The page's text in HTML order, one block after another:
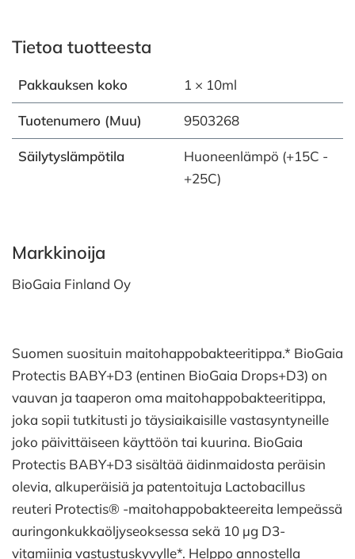
Tietoa tuotteesta
Pakkauksen koko 1 × 10ml
Tuotenumero (Muu) 9503268
Säilytyslämpötila
Huoneenlämpö (+15C -
+25C)
Markkinoija
BioGaia Finland Oy
Suomen suosituin maitohappobakteeritippa.* BioGaia
Protectis BABY+D3 (entinen BioGaia Drops+D3) on
vauvan ja taaperon oma maitohappobakteeritippa,
joka sopii tutkitusti jo täysiaikaisille vastasyntyneille
joko päivittäiseen käyttöön tai kuurina. BioGaia
Protectis BABY+D3 sisältää äidinmaidosta peräisin
olevia, alkuperäisiä ja patentoituja Lactobacillus
reuteri Protectis® -maitohappobakteereita lempeässä
auringonkukkaöljyseoksessa sekä 10 µg D3-
vitamiinia vastustuskyvylle*. Helppo annostella